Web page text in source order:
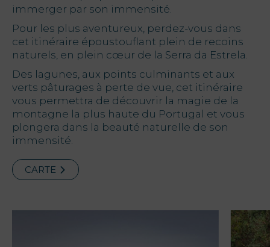
Offres
My Natura
Destination
Galerie de
Photos
Vouchers
immerger par son immensité.
Pour les plus aventureux, perdez-vous dans
cet itinéraire époustouflant plein de recoins
naturels, en plein cœur de la Serra da Estrela.
Des lagunes, aux points culminants et aux
verts pâturages à perte de vue, cet itinéraire
vous permettra de découvrir la magie de la
montagne la plus haute du Portugal et vous
plongera dans la beauté naturelle de son
immensité.
CARTE